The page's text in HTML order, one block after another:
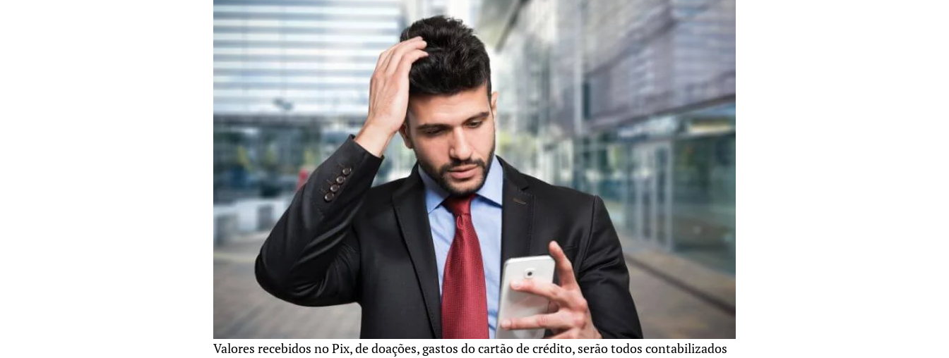
Valores recebidos no Pix, de doações, gastos do cartão de crédito, serão todos contabilizados